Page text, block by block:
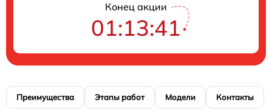
Конец акции
01:13:40
Преимущества Этапы работ Модели Контакты